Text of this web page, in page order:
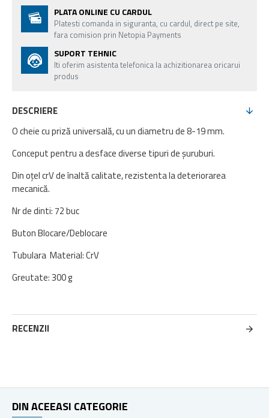
PLATA ONLINE CU CARDUL
Platesti comanda in siguranta, cu cardul, direct pe site,
fara comision prin Netopia Payments
SUPORT TEHNIC
Iti oferim asistenta telefonica la achizitionarea oricarui
produs
DESCRIERE
O cheie cu priză universală, cu un diametru de 8-19 mm.
Conceput pentru a desface diverse tipuri de șuruburi.
Din oțel crV de înaltă calitate, rezistenta la deteriorarea
mecanică.
Nr de dinti: 72 buc
Buton Blocare/Deblocare
Tubulara Material: CrV
Greutate: 300 g
RECENZII
DIN ACEEASI CATEGORIE